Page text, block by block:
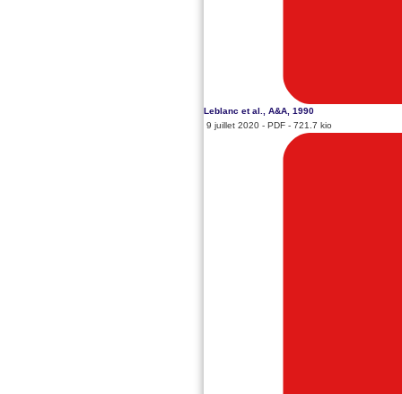
Leblanc et al., A&A, 1990
9 juillet 2020 - PDF - 721.7 kio